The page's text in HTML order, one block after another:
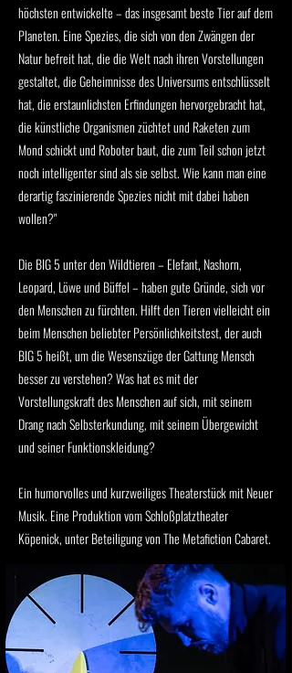
höchsten entwickelte – das insgesamt beste Tier auf dem
Planeten. Eine Spezies, die sich von den Zwängen der
Natur befreit hat, die die Welt nach ihren Vorstellungen
gestaltet, die Geheimnisse des Universums entschlüsselt
hat, die erstaunlichsten Erfindungen hervorgebracht hat,
die künstliche Organismen züchtet und Raketen zum
Mond schickt und Roboter baut, die zum Teil schon jetzt
noch intelligenter sind als sie selbst. Wie kann man eine
derartig faszinierende Spezies nicht mit dabei haben
wollen?"
Die BIG 5 unter den Wildtieren – Elefant, Nashorn,
Leopard, Löwe und Büffel – haben gute Gründe, sich vor
den Menschen zu fürchten. Hilft den Tieren vielleicht ein
beim Menschen beliebter Persönlichkeitstest, der auch
BIG 5 heißt, um die Wesenszüge der Gattung Mensch
besser zu verstehen? Was hat es mit der
Vorstellungskraft des Menschen auf sich, mit seinem
Drang nach Selbsterkundung, mit seinem Übergewicht
und seiner Funktionskleidung?
Ein humorvolles und kurzweiliges Theaterstück mit Neuer
Musik. Eine Produktion vom Schloßplatztheater
Köpenick, unter Beteiligung von The Metafiction Cabaret.